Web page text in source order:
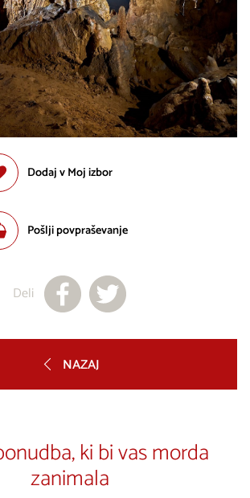
Dodaj v Moj izbor
Pošlji povpraševanje
Deli
NAZAJ
ki bi vas morda
zanimala